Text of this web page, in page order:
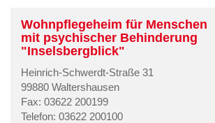
Wohnpflegeheim für Menschen
mit psychischer Behinderung
"Inselsbergblick"
Heinrich-Schwerdt-Straße 31
99880 Waltershausen
Fax: 03622 200199
Telefon: 03622 200100